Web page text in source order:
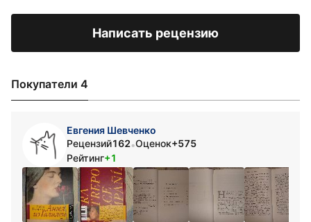
Написать рецензию
Покупатели 4
Евгения Шевченко
Рецензий162•Оценок+575
Рейтинг+1